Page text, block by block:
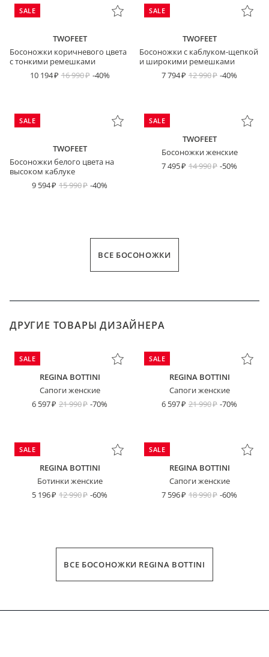
SALE
TWOFEET
Босоножки коричневого цвета
с тонкими ремешками
10 194
16 990 -40%
SALE
TWOFEET
Босоножки с каблуком-щепкой
и широкими ремешками
7 794
12 990 -40%
SALE
TWOFEET
Босоножки белого цвета на
высоком каблуке
9 594
15 990 -40%
SALE
TWOFEET
Босоножки женские
7 495
14 990 -50%
ВСЕ БОСОНОЖКИ
ДРУГИЕ ТОВАРЫ ДИЗАЙНЕРА
SALE
REGINA BOTTINI
Сапоги женские
6 597
21 990 -70%
SALE
REGINA BOTTINI
Сапоги женские
6 597
21 990 -70%
SALE
REGINA BOTTINI
Ботинки женские
5 196
12 990 -60%
SALE
REGINA BOTTINI
Сапоги женские
7 596
18 990 -60%
ВСЕ БОСОНОЖКИ REGINA BOTTINI